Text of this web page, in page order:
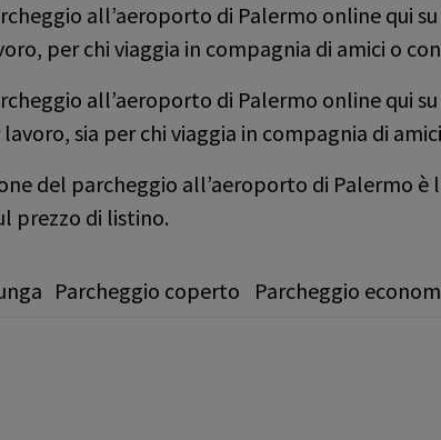
all’aeroporto di Palermo online qui
per chi viaggia in compagnia di amici o
all’aeroporto di Palermo online qui
sia per chi viaggia in compagnia di
del parcheggio all’aeroporto di Palermo
prezzo di listino.
Parcheggio coperto Parcheggio